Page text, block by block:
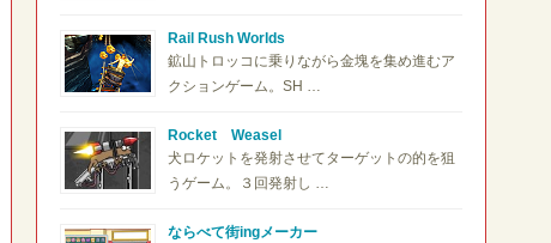
Rail Rush Worlds
鉱山トロッコに乗りながら金塊を集め進むア
クションゲーム。SH …
Rocket Weasel
犬ロケットを発射させてターゲットの的を狙
うゲーム。３回発射し …
ならべて街ingメーカー